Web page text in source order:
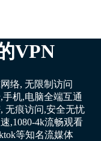
VPN
络, 无限制访问
机,电脑全端互通
无痕访问,安全无忧
,1080-4k流畅观看
等知名流媒体